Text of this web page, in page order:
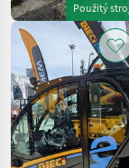
Použitý stroj